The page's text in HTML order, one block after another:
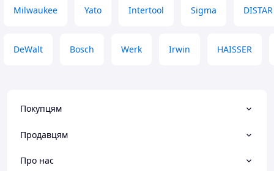
Milwaukee Yato Intertool Sigma DISTAR
DeWalt Bosch Werk Irwin HAISSER
Покупцям
Продавцям
Про нас